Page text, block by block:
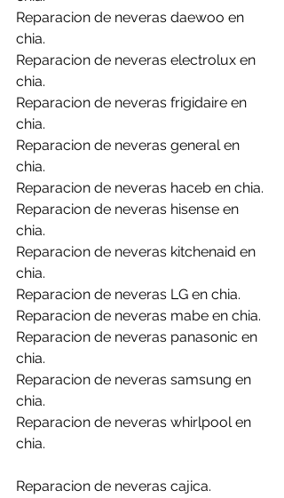
Reparacion de neveras daewoo en
chia.
Reparacion de neveras electrolux en
chia.
Reparacion de neveras frigidaire en
chia.
Reparacion de neveras general en
chia.
Reparacion de neveras haceb en chia.
Reparacion de neveras hisense en
chia.
Reparacion de neveras kitchenaid en
chia.
Reparacion de neveras LG en chia.
Reparacion de neveras mabe en chia.
Reparacion de neveras panasonic en
chia.
Reparacion de neveras samsung en
chia.
Reparacion de neveras whirlpool en
chia.
Reparacion de neveras cajica.